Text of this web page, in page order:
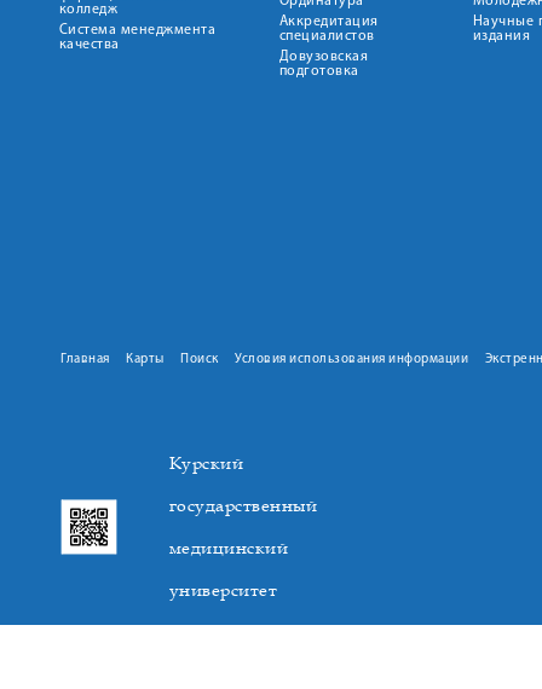
колледж
Система менеджмента
качества
Аккредитация
специалистов
Довузовская
подготовка
Научные
издания
Главная Карты Поиск Условия использования информации
Курский
государственный
медицинский
университет